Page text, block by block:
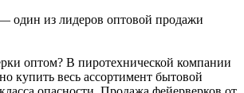
один из лидеров оптовой продажи
оптом? В пиротехнической компании
купить весь ассортимент бытовой